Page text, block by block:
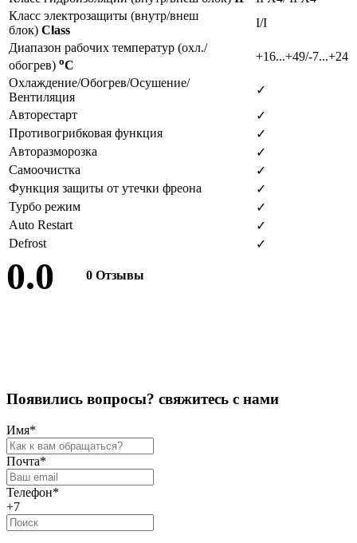
Класс электрозащиты (внутр/внеш
блок) Class
I/I
Диапазон рабочих температур (охл./
обогрев) oC
+16...+49/-7...+24
Охлаждение/Обогрев/Осушение/
Вентиляция
✓
Авторестарт
✓
Противогрибковая функция
✓
Авторазморозка
✓
Самоочистка
✓
Функция защиты от утечки фреона
✓
Турбо режим
✓
Auto Restart
✓
Defrost
✓
0.0 0 Отзывы
Появились вопросы? свяжитесь с нами
Имя*
Почта*
Телефон*
+7